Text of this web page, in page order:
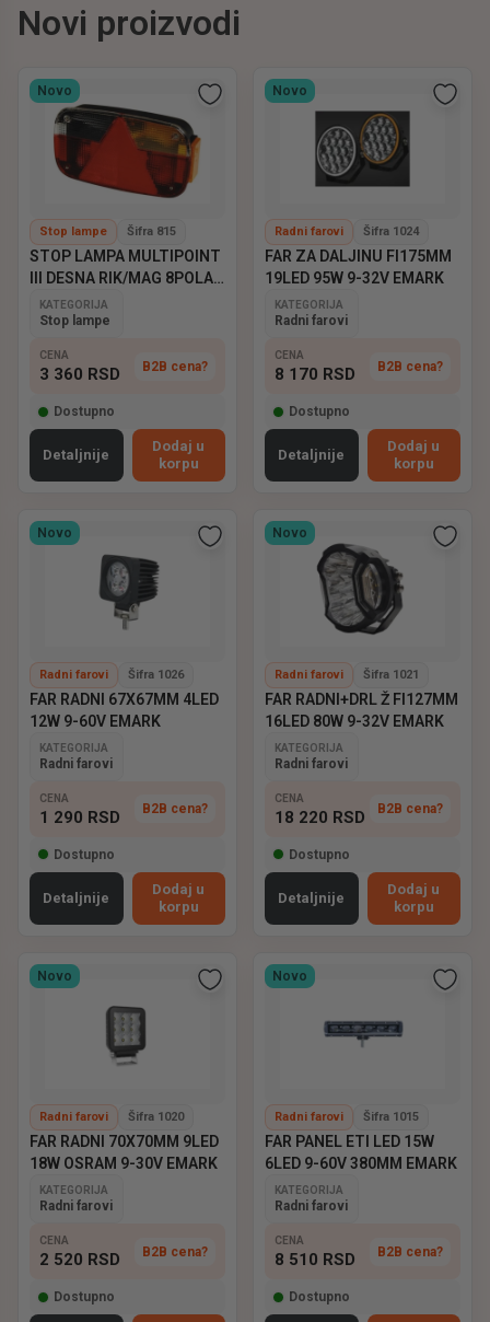
Novi proizvodi
Novo
Stop lampe Šifra 815
STOP LAMPA MULTIPOINT
III DESNA RIK/MAG 8POLA
ASPOCK
KATEGORIJA
Stop lampe
CENA
3 360 RSD B2B cena?
Dostupno
Detaljnije
Dodaj u
korpu
Novo
Radni farovi Šifra 1024
FAR ZA DALJINU FI175MM
19LED 95W 9-32V EMARK
KATEGORIJA
Radni farovi
CENA
8 170 RSD B2B cena?
Dostupno
Detaljnije
Dodaj u
korpu
Novo
Radni farovi Šifra 1026
FAR RADNI 67X67MM 4LED
12W 9-60V EMARK
KATEGORIJA
Radni farovi
CENA
1 290 RSD B2B cena?
Dostupno
Detaljnije
Dodaj u
korpu
Novo
Radni farovi Šifra 1021
FAR RADNI+DRL Ž FI127MM
16LED 80W 9-32V EMARK
KATEGORIJA
Radni farovi
CENA
18 220 RSD B2B cena?
Dostupno
Detaljnije
Dodaj u
korpu
Novo
Radni farovi Šifra 1020
FAR RADNI 70X70MM 9LED
18W OSRAM 9-30V EMARK
KATEGORIJA
Radni farovi
CENA
2 520 RSD B2B cena?
Dostupno
Novo
Radni farovi Šifra 1015
FAR PANEL ETI LED 15W
6LED 9-60V 380MM EMARK
KATEGORIJA
Radni farovi
CENA
8 510 RSD B2B cena?
Dostupno